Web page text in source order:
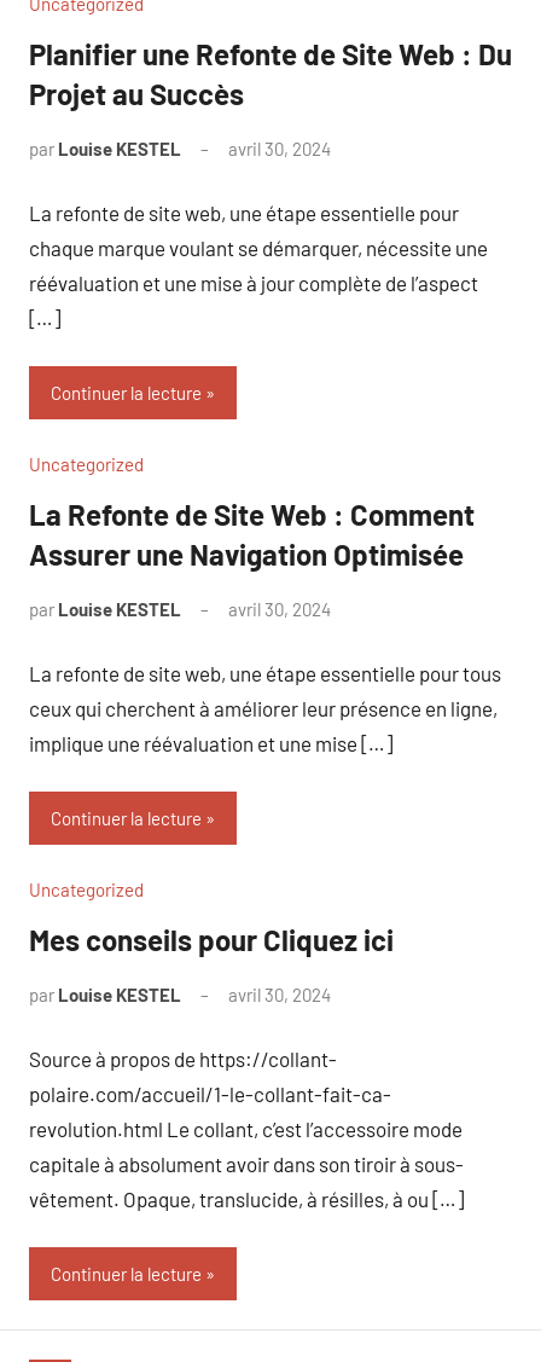
Planifier une Refonte de Site Web : Du
Projet au Succès
par Louise KESTEL avril 30, 2024
La refonte de site web, une étape essentielle pour
chaque marque voulant se démarquer, nécessite une
réévaluation et une mise à jour complète de l’aspect
[…]
Continuer la lecture
Uncategorized
La Refonte de Site Web : Comment
Assurer une Navigation Optimisée
par Louise KESTEL avril 30, 2024
La refonte de site web, une étape essentielle pour tous
ceux qui cherchent à améliorer leur présence en ligne,
implique une réévaluation et une mise […]
Continuer la lecture
Uncategorized
Mes conseils pour Cliquez ici
par Louise KESTEL avril 30, 2024
Source à propos de https://collant-
polaire.com/accueil/1-le-collant-fait-ca-
revolution.html Le collant, c’est l’accessoire mode
capitale à absolument avoir dans son tiroir à sous-
vêtement. Opaque, translucide, à résilles, à ou […]
Continuer la lecture